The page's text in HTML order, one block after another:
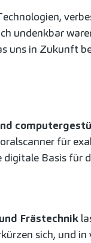
undenkbar
uns in Zukunft
für
Basis für
Frästechnik
sich, und in